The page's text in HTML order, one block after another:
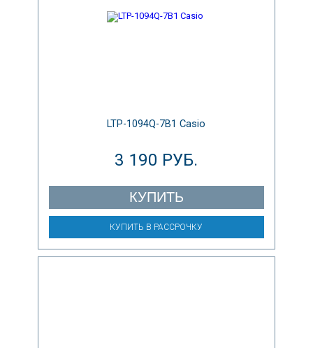
LTP-1094Q-7B1 Casio
3 190 РУБ.
КУПИТЬ
КУПИТЬ В РАССРОЧКУ